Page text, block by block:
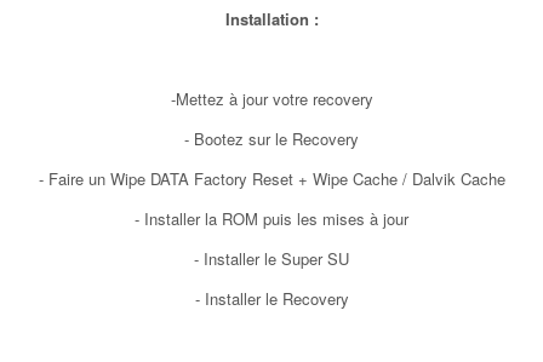
Installation :
-Mettez à jour votre recovery
- Bootez sur le Recovery
- Faire un Wipe DATA Factory Reset + Wipe Cache / Dalvik Cache
- Installer la ROM puis les mises à jour
- Installer le Super SU
- Installer le Recovery